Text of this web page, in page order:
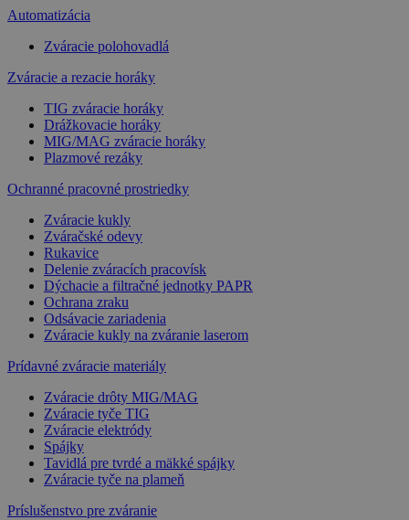
Automatizácia
Zváracie polohovadlá
Zváracie a rezacie horáky
TIG zváracie horáky
Drážkovacie horáky
MIG/MAG zváracie horáky
Plazmové rezáky
Ochranné pracovné prostriedky
Zváracie kukly
Zváračské odevy
Rukavice
Delenie zváracích pracovísk
Dýchacie a filtračné jednotky PAPR
Ochrana zraku
Odsávacie zariadenia
Zváracie kukly na zváranie laserom
Prídavné zváracie materiály
Zváracie drôty MIG/MAG
Zváracie tyče TIG
Zváracie elektródy
Spájky
Tavidlá pre tvrdé a mäkké spájky
Zváracie tyče na plameň
Príslušenstvo pre zváranie